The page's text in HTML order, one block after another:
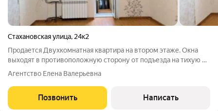
Стахановская улица, 24к2
Продается Двухкомнатная квартира на втором этаже. Окна
выходят в противоположную сторону от подъезда на тихую и
зеленую зону. Комнаты изолированы. Балкон застеклен.
Санузел раздельный. Закрытый двор на 3 дома,
видеонаблюдение у каждого подъезда в
Агентство Елена Валерьевна
Позвонить Написать